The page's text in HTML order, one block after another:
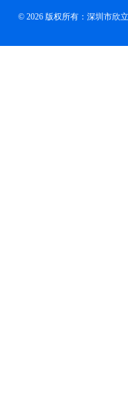
© 2026 版权所有：深圳市欣